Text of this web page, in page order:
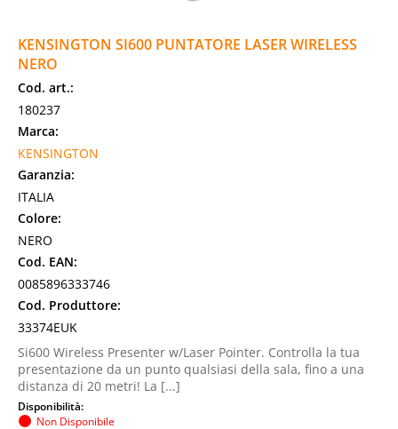
KENSINGTON SI600 PUNTATORE LASER WIRELESS
NERO
Cod. art.:
180237
Marca:
KENSINGTON
Garanzia:
ITALIA
Colore:
NERO
Cod. EAN:
0085896333746
Cod. Produttore:
33374EUK
Si600 Wireless Presenter w/Laser Pointer. Controlla la tua
presentazione da un punto qualsiasi della sala, fino a una
distanza di 20 metri! La [...]
Disponibilità:
Non Disponibile